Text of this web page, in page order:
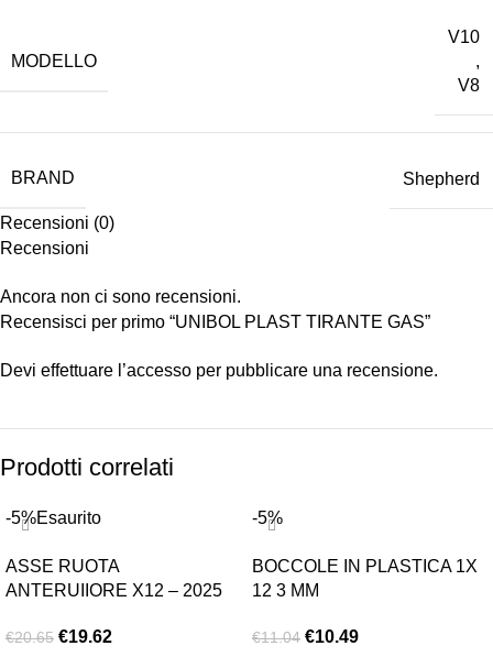
MODELLO
V10
,
V8
BRAND Shepherd
Recensioni (0)
Recensioni
Ancora non ci sono recensioni.
Recensisci per primo “UNIBOL PLAST TIRANTE GAS”
Devi effettuare l’accesso per pubblicare una recensione.
Prodotti correlati
-5%Esaurito
ASSE RUOTA
ANTERUIIORE X12 – 2025
€20.65 €19.62
-5%
BOCCOLE IN PLASTICA 1X
12 3 MM
€11.04 €10.49